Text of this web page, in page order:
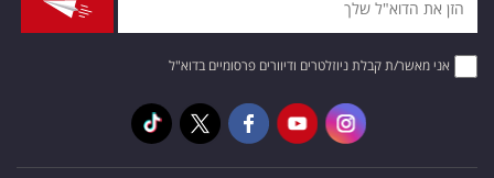
אני מאשר/ת קבלת ניוזלטרים ודיוורים פרסומיים בדוא"ל